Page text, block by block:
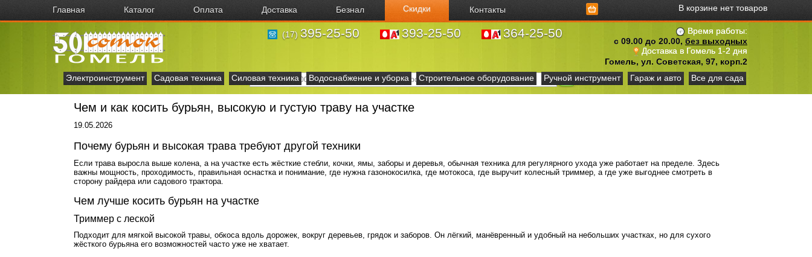
Главная Каталог Оплата Доставка Безнал Скидки Контакты В корзине нет товаров
Время работы:
с 09.00 до 20.00, без выходных
Доставка в Гомель 1-2 дня
Гомель, ул. Советская, 97, корп.2
(17) 395-25-50 393-25-50 364-25-50
Электроинструмент Садовая техника Силовая техника Водоснабжение и уборка Строительное оборудование Ручной инструмент Гараж и авто Все для сада
Чем и как косить бурьян, высокую и густую траву на участке
19.05.2026
Почему бурьян и высокая трава требуют другой техники
Если трава выросла выше колена, а на участке есть жёсткие стебли, кочки, ямы, заборы и деревья, обычная техника для регулярного ухода уже работает на пределе. Здесь
важны мощность, проходимость, правильная оснастка и понимание, где нужна газонокосилка, где мотокоса, где выручит колесный триммер, а где уже выгоднее смотреть в
сторону райдера или садового трактора.
Чем лучше косить бурьян на участке
Триммер с леской
Подходит для мягкой высокой травы, обкоса вдоль дорожек, вокруг деревьев, грядок и заборов. Он лёгкий, манёвренный и удобный на небольших участках, но для сухого
жёсткого бурьяна его возможностей часто уже не хватает.